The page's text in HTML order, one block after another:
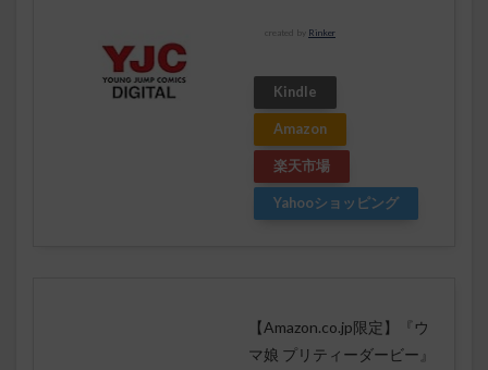
created by Rinker
Kindle
Amazon
楽天市場
Yahooショッピング
【Amazon.co.jp限定】『ウ
マ娘 プリティーダービー』